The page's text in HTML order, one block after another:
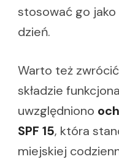
stosować go
dzień.
Warto też
składzie
uwzględniono
SPF 15, która
miejskiej